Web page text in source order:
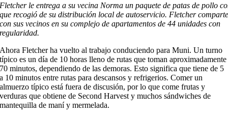
Fletcher le entrega a su vecina Norma un paquete de patas de pollo
que recogió de su distribución local de autoservicio. Fletcher
con sus vecinos en su complejo de apartamentos de 44 unidades con
regularidad.
Ahora Fletcher ha vuelto al trabajo conduciendo para Muni. Un turno
típico es un día de 10 horas lleno de rutas que toman aproximadamente
70 minutos, dependiendo de las demoras. Esto significa que tiene de 5
a 10 minutos entre rutas para descansos y refrigerios. Comer un
almuerzo típico está fuera de discusión, por lo que come frutas y
verduras que obtiene de Second Harvest y muchos sándwiches de
mantequilla de maní y mermelada.